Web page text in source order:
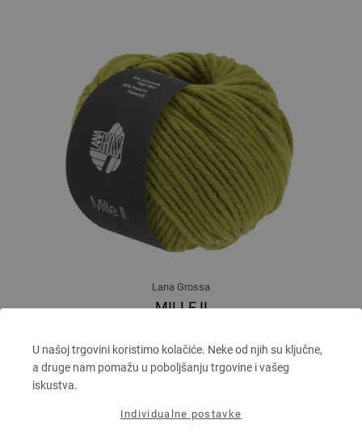
U našoj trgovini koristimo kolačiće. Neke od njih su ključne,
a druge nam pomažu u poboljšanju trgovine i vašeg
iskustva.
Individualne postavke
Lana Grossa
MILLE II
Dužina: otprilike 55 m / 50 g
Većina igle: 7 - 8
bez PDV-a, dodatno troškovi za dostavu, Osnovna cijena: